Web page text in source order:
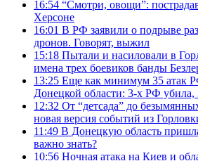
16:54 “Смотри, овощи”:
Херсоне
16:01 В РФ заявили о подрыве
дронов. Говорят, выжил
15:18 Пытали и насиловали в
имена трех боевиков банды
13:25 Еще как минимум 35 атак
Донецкой области: 3-х РФ убила,
12:32 От “детсада” до
новая версия событий из
11:49 В Донецкую область
важно знать?
10:56 Ночная атака на Киев и